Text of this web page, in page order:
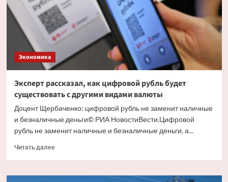
Экономика
Эксперт рассказал, как цифровой рубль будет
существовать с другими видами валюты
Доцент Щербаченко: цифровой рубль не заменит наличные
и безналичные деньги© РИА НовостиВести.Цифровой
рубль не заменит наличные и безналичные деньги, а...
Читать далееПрочитать
Эксперт